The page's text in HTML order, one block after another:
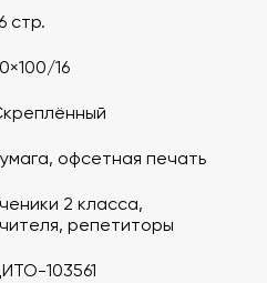
стр.
16
офсетная печать
2 класса,
репетиторы
103561